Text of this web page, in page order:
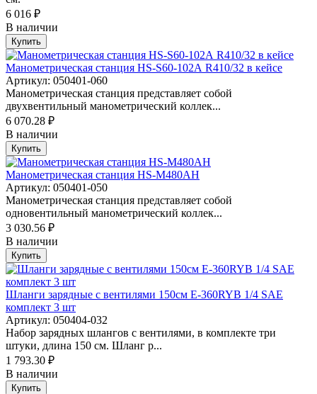
6 016 ₽
В наличии
Купить
Манометрическая станция HS-S60-102А R410/32 в кейсе
Артикул: 050401-060
Манометрическая станция представляет собой
двухвентильный манометрический коллек...
6 070.28 ₽
В наличии
Купить
Манометрическая станция HS-M480AH
Артикул: 050401-050
Манометрическая станция представляет собой
одновентильный манометрический коллек...
3 030.56 ₽
В наличии
Купить
Шланги зарядные с вентилями 150см Е-360RYB 1/4 SAE
комплект 3 шт
Артикул: 050404-032
Набор зарядных шлангов с вентилями, в комплекте три
штуки, длина 150 см. Шланг р...
1 793.30 ₽
В наличии
Купить